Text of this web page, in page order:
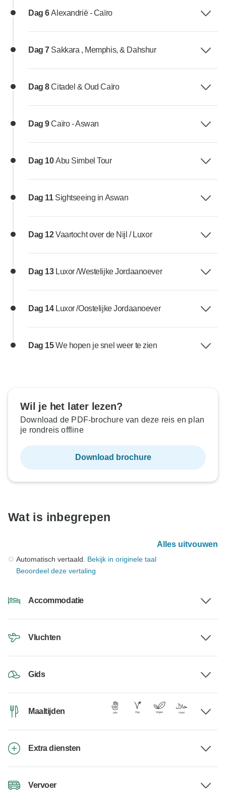
Dag 6Alexandrië - Caïro
Dag 7 Sakkara , Memphis, & Dahshur
Dag 8Citadel & Oud Caïro
Dag 9Caïro - Aswan
Dag 10Abu Simbel Tour
Dag 11 Sightseeing in Aswan
Dag 12Vaartocht over de Nijl / Luxor
Dag 13 Luxor /Westelijke Jordaanoever
Dag 14 Luxor /Oostelijke Jordaanoever
Dag 15We hopen je snel weer te zien
Wil je het later lezen?
Download de PDF-brochure van deze reis en plan
je rondreis offline
Download brochure
Wat is inbegrepen
Alles uitvouwen
Automatisch vertaald. Bekijk in originele taal
Beoordeel deze vertaling
Accommodatie
Vluchten
Gids
Maaltijden
Extra diensten
Vervoer